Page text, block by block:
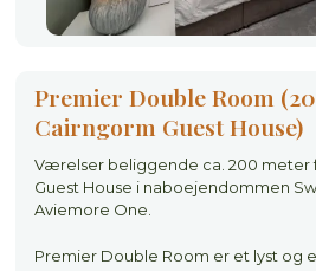
Premier Double Room
Cairngorm Guest House)
Værelser beliggende ca. 200 meter
Guest House i naboejendommen
Aviemore One.
Premier Double Room er et lyst og